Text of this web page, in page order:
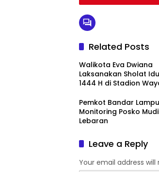
Related Posts
Walikota Eva Dwiana
Laksanakan Sholat
1444 H di Stadion
Pemkot Bandar
Monitoring Posko
Lebaran
Leave a Reply
Your email address will